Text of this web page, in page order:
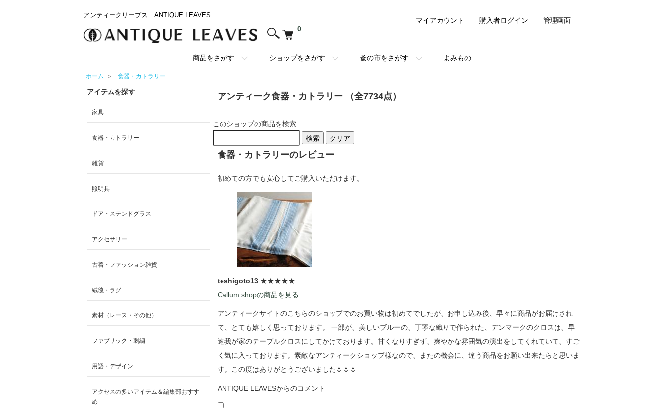
アンティークリーブス｜ANTIQUE LEAVES
0
商品をさがす ショップをさがす 蚤の市をさがす よみもの
マイアカウント 購入者ログイン 管理画面
ホーム ＞ 食器・カトラリー
アンティーク食器・カトラリー （全7734点）
このショップの商品を検索
検索
クリア
食器・カトラリーのレビュー
初めての方でも安心してご購入いただけます。
teshigoto13 ★★★★★
Callum shopの商品を見る
アンティークサイトのこちらのショップでのお買い物は初めてでしたが、お申し込み後、早々に商品がお届けされ
て、とても嬉しく思っております。 一部が、美しいブルーの、丁寧な織りで作られた、デンマークのクロスは、早
速我が家のテーブルクロスにしてかけております。甘くなりすぎず、爽やかな雰囲気の演出をしてくれていて、すご
く気に入っております。素敵なアンティークショップ様なので、またの機会に、違う商品をお願い出来たらと思いま
す。この度はありがとうございました🌷🌷🌷
ANTIQUE LEAVESからのコメント
アイテムを探す
家具
食器・カトラリー
雑貨
照明具
ドア・ステンドグラス
アクセサリー
古着・ファッション雑貨
絨毯・ラグ
素材（レース・その他）
ファブリック・刺繍
用語・デザイン
アクセスの多いアイテム＆編集部おすす
め